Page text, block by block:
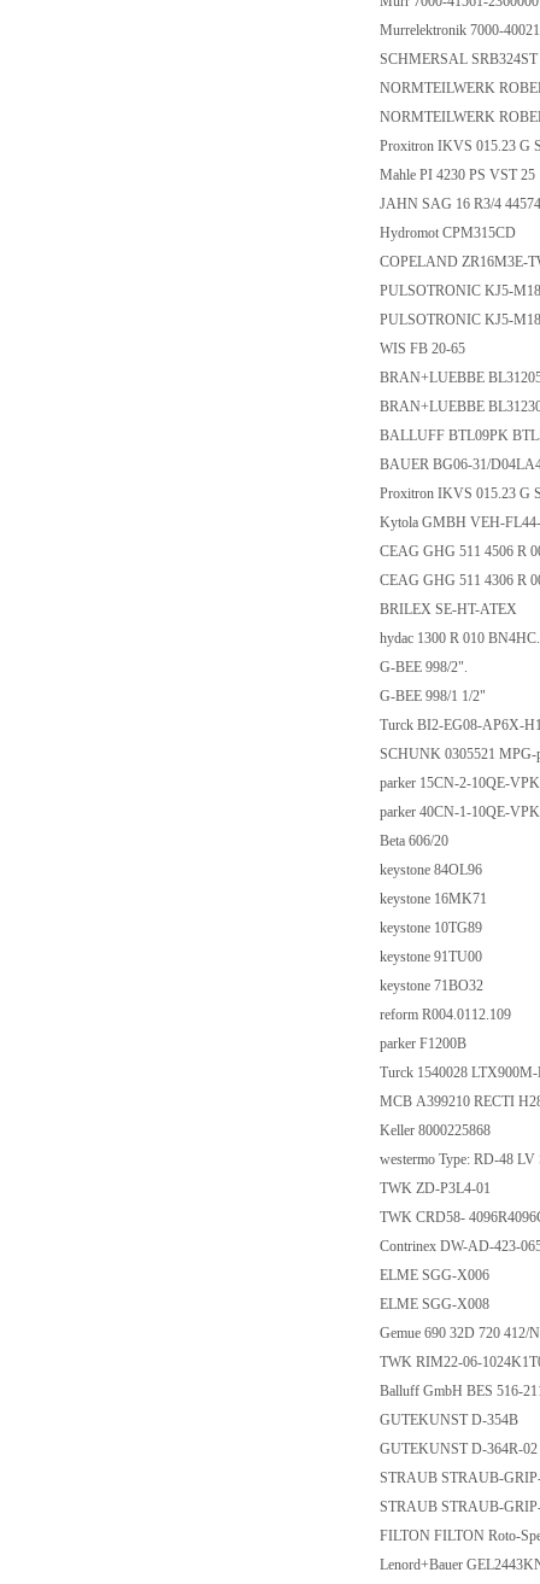
Murrelektronik 7000-
SCHMERSAL
NORMTEILWERK
NORMTEILWERK
Proxitron IKVS 015.23 G
Mahle PI 4230 PS VST
JAHN SAG 16 R3/4
Hydromot CPM315CD
COPELAND ZR16M3E-
PULSOTRONIC KJ5-
PULSOTRONIC KJ5-
WIS FB 20-65
BRAN+LUEBBE
BRAN+LUEBBE
BALLUFF BTL09PK
BAUER BG06-31/
Proxitron IKVS 015.23 G
Kytola GMBH VEH-
CEAG GHG 511 4506 R
CEAG GHG 511 4306 R
BRILEX SE-HT-ATEX
hydac 1300 R 010
G-BEE 998/2".
G-BEE 998/1 1/2"
Turck BI2-EG08-AP6X-
SCHUNK 0305521
parker 15CN-2-10QE-
parker 40CN-1-10QE-
Beta 606/20
keystone 84OL96
keystone 16MK71
keystone 10TG89
keystone 91TU00
keystone 71BO32
reform R004.0112.109
parker F1200B
Turck 1540028
MCB A399210 RECTI
Keller 8000225868
westermo Type: RD-48
TWK ZD-P3L4-01
TWK CRD58-
Contrinex DW-AD-423-
ELME SGG-X006
ELME SGG-X008
Gemue 690 32D 720 412/
TWK RIM22-06-
Balluff GmbH BES 516-
GUTEKUNST D-354B
GUTEKUNST D-364R-
STRAUB STRAUB-
STRAUB STRAUB-
FILTON FILTON Roto-
Lenord+Bauer